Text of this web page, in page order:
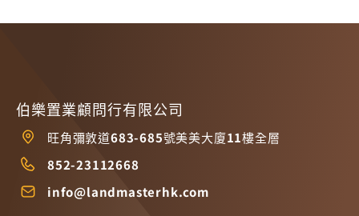
伯樂置業顧問行有限公司
旺角彌敦道683-685號美美大廈11樓全層
852-23112668
info@landmasterhk.com